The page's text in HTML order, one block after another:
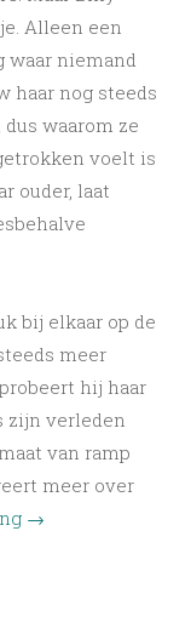
Alleen een
waar niemand
haar nog steeds
waarom ze
voelt is
ouder, laat
bij elkaar op de
meer
hij haar
zijn verleden
van ramp
meer over
→